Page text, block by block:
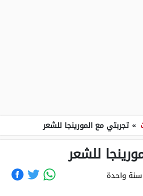
» تجربتي مع المورينجا للشعر
للشعر
واحدة